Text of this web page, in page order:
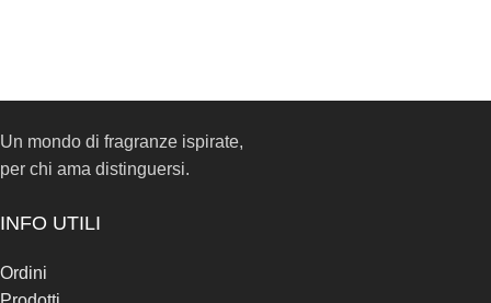
Un mondo di fragranze ispirate,
per chi ama distinguersi.
INFO UTILI
Ordini